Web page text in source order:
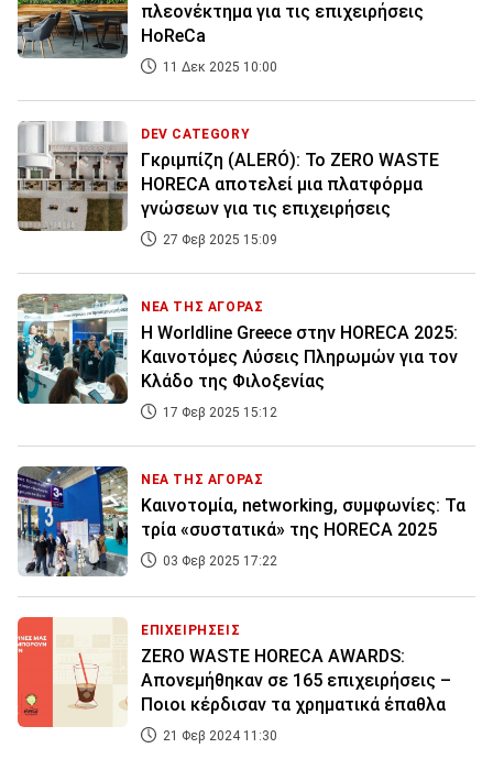
πλεονέκτημα για τις επιχειρήσεις
HoReCa
11 Δεκ 2025 10:00
DEV CATEGORY
Γκριμπίζη (ALERÓ): Το ZERO WASTE
HORECA αποτελεί μια πλατφόρμα
γνώσεων για τις επιχειρήσεις
27 Φεβ 2025 15:09
ΝΕΑ ΤΗΣ ΑΓΟΡΑΣ
Η Worldline Greece στην HORECA 2025:
Καινοτόμες Λύσεις Πληρωμών για τον
Κλάδο της Φιλοξενίας
17 Φεβ 2025 15:12
ΝΕΑ ΤΗΣ ΑΓΟΡΑΣ
Καινοτομία, networking, συμφωνίες: Τα
τρία «συστατικά» της HORECA 2025
03 Φεβ 2025 17:22
ΕΠΙΧΕΙΡΗΣΕΙΣ
ZERO WASTE HORECA AWARDS:
Απονεμήθηκαν σε 165 επιχειρήσεις –
Ποιοι κέρδισαν τα χρηματικά έπαθλα
21 Φεβ 2024 11:30